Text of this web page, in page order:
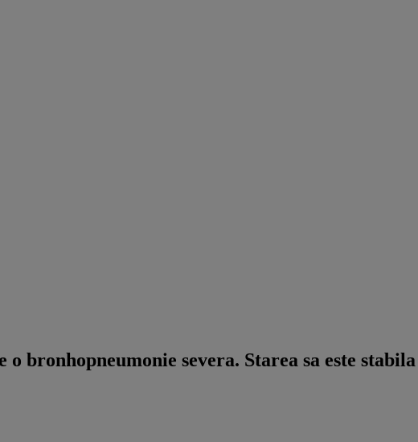
bronhopneumonie severa. Starea sa este stabila